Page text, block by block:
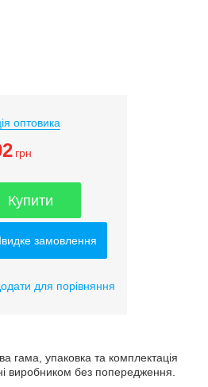
оптовика
грн
Купити
замовлення
для порівняння
гама, упаковка та комплектація
виробником без попередження.